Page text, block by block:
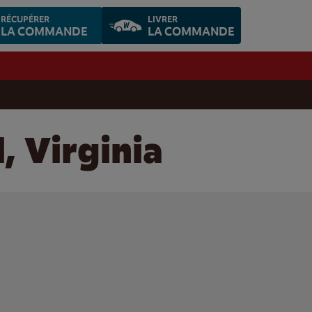
RÉCUPÉRER
LA COMMANDE
LIVRER
LA COMMANDE
Virginia